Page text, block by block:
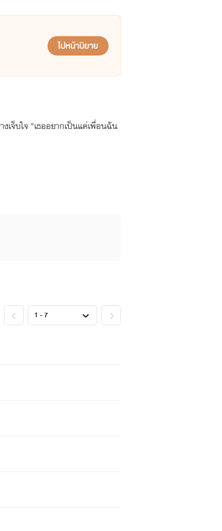
ไปหน้านิยาย
จ็บใจ "เธออยากเป็นแค่เพื่อนฉัน